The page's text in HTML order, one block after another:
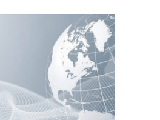
Kolombiya, solcu Petro'nun
yerine aşırı sağcı Espriella'yı
Güncel 8 Ağustos 2026